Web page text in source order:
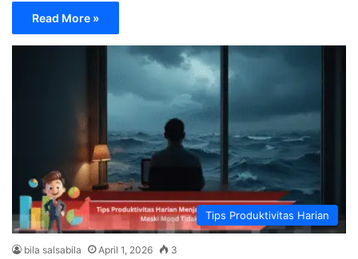
Read More »
Tips Produktivitas Harian
bila salsabila April 1, 2026 3